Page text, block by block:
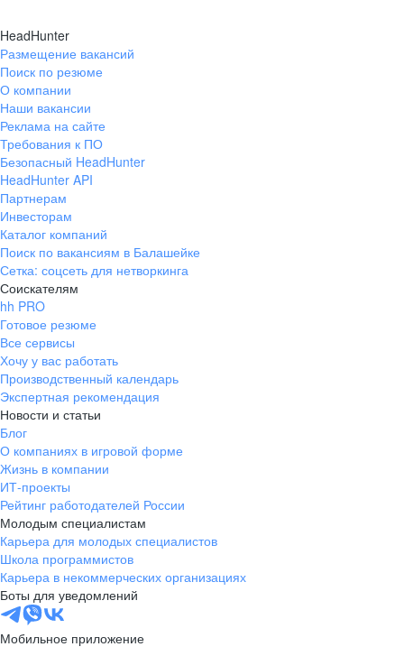
HeadHunter
Размещение вакансий
Поиск по резюме
О компании
Наши вакансии
Реклама на сайте
Требования к ПО
Безопасный HeadHunter
HeadHunter API
Партнерам
Инвесторам
Каталог компаний
Поиск по вакансиям в Балашейке
Сетка: соцсеть для нетворкинга
Соискателям
hh PRO
Готовое резюме
Все сервисы
Хочу у вас работать
Производственный календарь
Экспертная рекомендация
Новости и статьи
Блог
О компаниях в игровой форме
Жизнь в компании
ИТ-проекты
Рейтинг работодателей России
Молодым специалистам
Карьера для молодых специалистов
Школа программистов
Карьера в некоммерческих организациях
Боты для уведомлений
Мобильное приложение